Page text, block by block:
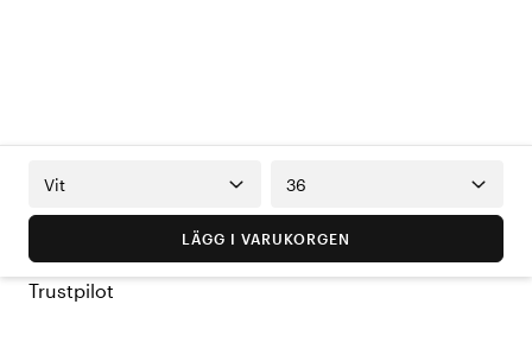
Vit 36
LÄGG I VARUKORGEN
Trustpilot